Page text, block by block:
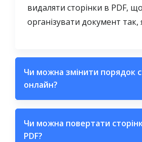
видаляти сторінки в PDF,
організувати документ так,
Чи можна змінити порядок
онлайн?
Чи можна повертати
PDF?